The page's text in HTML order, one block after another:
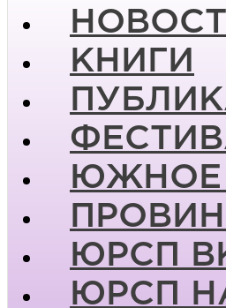
КНИГИ
ЮЖНОЕ
ЮРСП
ЮРСП